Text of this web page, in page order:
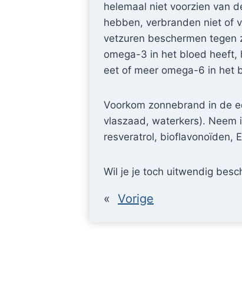
helemaal niet voorzien van
hebben, verbranden niet of
vetzuren beschermen tegen
omega-3 in het bloed heeft,
eet of meer omega-6 in het
Voorkom zonnebrand in de
vlaszaad, waterkers). Neem
resveratrol, bioflavonoïden,
Wil je je toch uitwendig
« Vorige